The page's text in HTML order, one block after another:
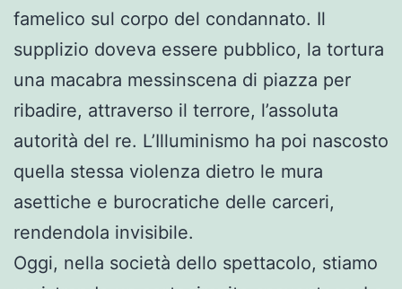
famelico sul corpo del condannato. Il
supplizio doveva essere pubblico, la tortura
una macabra messinscena di piazza per
ribadire, attraverso il terrore, l’assoluta
autorità del re. L’Illuminismo ha poi nascosto
quella stessa violenza dietro le mura
asettiche e burocratiche delle carceri,
rendendola invisibile.
Oggi, nella società dello spettacolo, stiamo